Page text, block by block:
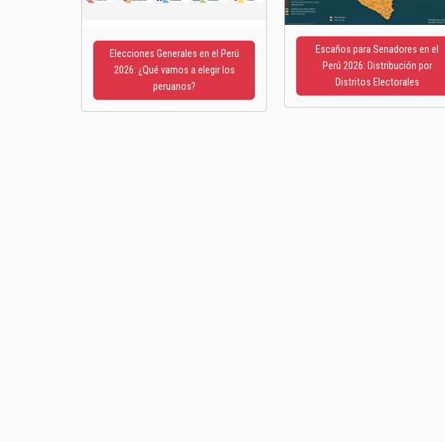
Elecciones Generales en el Perú
2026: ¿Qué vamos a elegir los
peruanos?
Escaños para Senadores en el
Perú 2026: Distribución por
Distritos Electorales